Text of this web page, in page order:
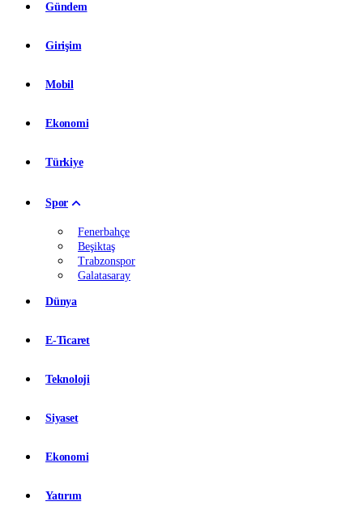
Gündem
Girişim
Mobil
Ekonomi
Türkiye
Spor
Fenerbahçe
Beşiktaş
Trabzonspor
Galatasaray
Dünya
E-Ticaret
Teknoloji
Siyaset
Ekonomi
Yatırım